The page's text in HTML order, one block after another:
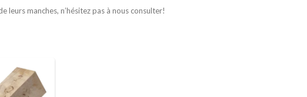
manches, n’hésitez pas à nous consulter!